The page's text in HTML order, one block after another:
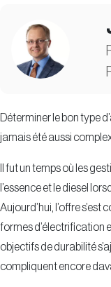
Déterminer le bon type
jamais été aussi
Il fut un temps où les
l’essence et le diesel
Aujourd’hui, l’offre
formes d’électrification
objectifs de durabilité
compliquent encore